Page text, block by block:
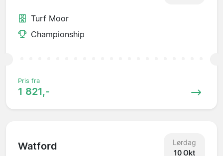
Turf Moor
Championship
Pris fra
1 821,-
Watford
Lørdag
10 Okt